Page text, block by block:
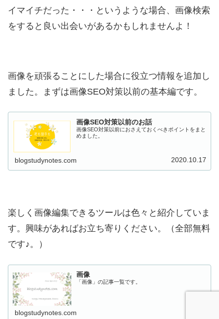
イマイチだった・・・というような場合、画像検索
をすると良い出会いがあるかもしれませんよ！
画像を頑張ることにした場合に役立つ情報を追加し
ました。まずは画像SEO対策以前の基本編です。
画像SEO対策以前のお話
画像SEO対策以前におさえておくべきポイントをまと
めました。
blogstudynotes.com 2020.10.17
楽しく画像編集できるツールは色々と紹介していま
す。興味があればお立ち寄りください。（全部無料
です♪。）
画像
「画像」の記事一覧です。
blogstudynotes.com